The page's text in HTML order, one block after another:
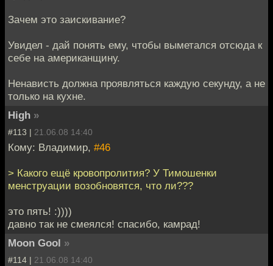
Зачем это заискивание?
Увидел - дай понять ему, чтобы выметался отсюда к
себе на американщину.
Ненависть должна проявляться каждую секунду, а не
только на кухне.
High »
#113 | 21.06.08 14:40
Кому: Владимир, #46
> Какого ещё кровопролития? У Тимошенки
менструации возобновятся, что ли???
это пять! :))))
давно так не смеялся! спасибо, камрад!
Moon Gool »
#114 | 21.06.08 14:40